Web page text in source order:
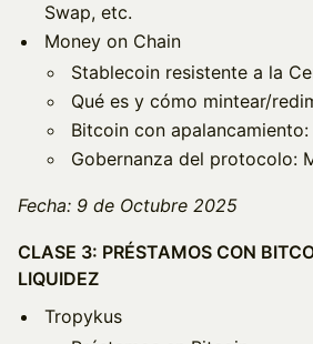
Swap, etc.
Money on Chain
Stablecoin resistente a la
Qué es y cómo mintear/
Bitcoin con apalancamiento:
Gobernanza del protocolo:
Fecha: 9 de Octubre 2025
CLASE 3: PRÉSTAMOS CON
LIQUIDEZ
Tropykus